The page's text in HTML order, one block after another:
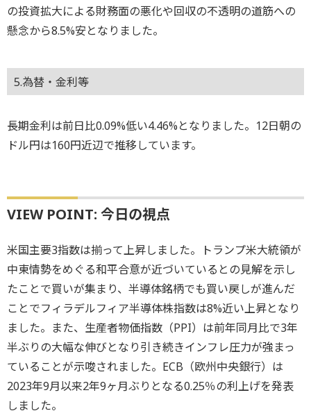
の投資拡大による財務面の悪化や回収の不透明の道筋への
懸念から8.5%安となりました。
5.為替・金利等
長期金利は前日比0.09%低い4.46%となりました。12日朝の
ドル円は160円近辺で推移しています。
VIEW POINT: 今日の視点
米国主要3指数は揃って上昇しました。トランプ米大統領が
中東情勢をめぐる和平合意が近づいているとの見解を示し
たことで買いが集まり、半導体銘柄でも買い戻しが進んだ
ことでフィラデルフィア半導体株指数は8%近い上昇となり
ました。また、生産者物価指数（PPI）は前年同月比で3年
半ぶりの大幅な伸びとなり引き続きインフレ圧力が強まっ
ていることが示唆されました。ECB（欧州中央銀行）は
2023年9月以来2年9ヶ月ぶりとなる0.25％の利上げを発表
しました。